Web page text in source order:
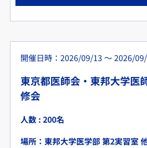
開催日時：2026/09/13 〜 2026/
東京都医師会・東邦大学医
修会
人数 : 200名
場所：東邦大学医学部 第2実習室